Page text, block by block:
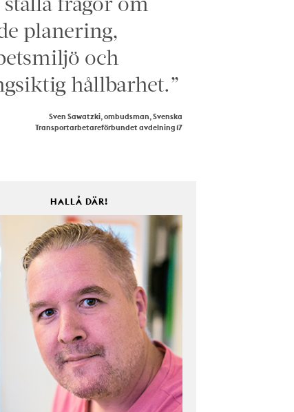
planering,
och
hållbarhet.”
Sven Sawatzki, ombudsman, Svenska
Transportarbetareförbundet avdelning 17
HALLÅ DÄR!